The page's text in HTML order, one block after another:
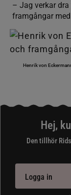
– Jag verkar
framgångar
Henrik von
Hej,
Den tillhör
Logga in